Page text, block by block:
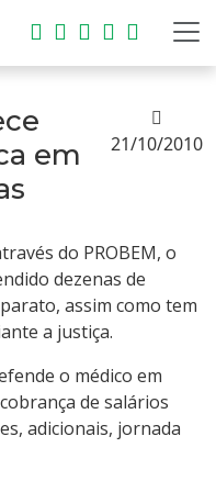
em
21/10/2010
do PROBEM, o
dezenas de
assim como tem
a justiça.
o médico em
de salários
adicionais, jornada